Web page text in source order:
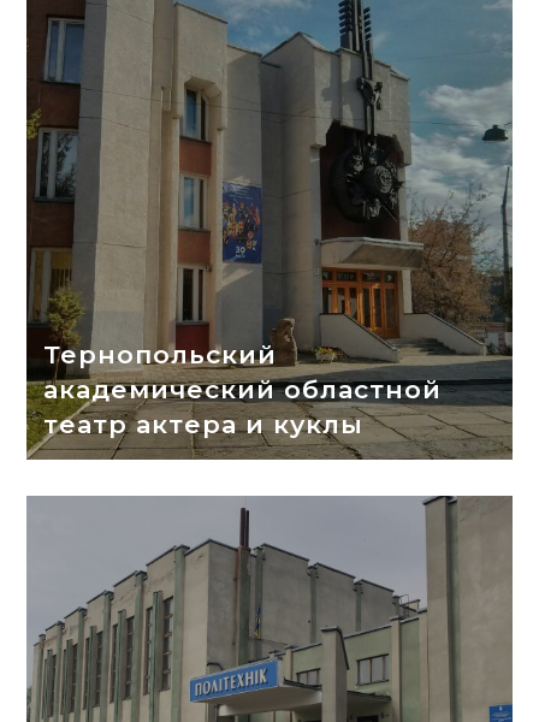
Тернопольский
академический областной
театр актера и куклы